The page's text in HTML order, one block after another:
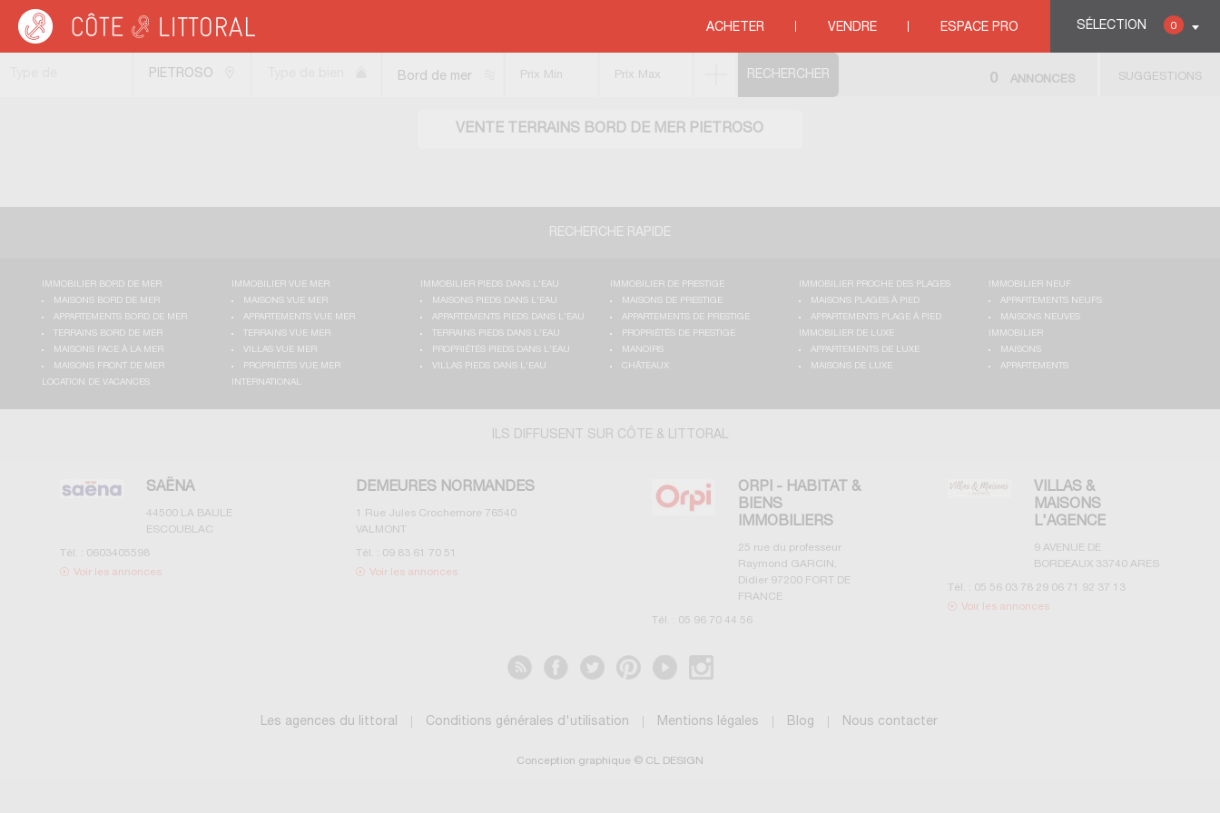
SÉLECTION 0
ACHETER VENDRE ESPACE PRO
Côte & Littoral > Immobilier bord de mer>Terrains bord de mer
VENTE TERRAINS BORD DE MER PIETROSO
PIETROSO
Bord de mer SUGGESTIONS
0 ANNONCES
RECHERCHE RAPIDE
IMMOBILIER BORD DE MER
MAISONS BORD DE MER
APPARTEMENTS BORD DE MER
TERRAINS BORD DE MER
MAISONS FACE À LA MER
MAISONS FRONT DE MER
IMMOBILIER VUE MER
MAISONS VUE MER
APPARTEMENTS VUE MER
TERRAINS VUE MER
VILLAS VUE MER
PROPRIÉTÉS VUE MER
IMMOBILIER PIEDS DANS L'EAU
MAISONS PIEDS DANS L'EAU
APPARTEMENTS PIEDS DANS L'EAU
TERRAINS PIEDS DANS L'EAU
PROPRIÉTÉS PIEDS DANS L'EAU
VILLAS PIEDS DANS L'EAU
IMMOBILIER DE PRESTIGE
MAISONS DE PRESTIGE
APPARTEMENTS DE PRESTIGE
PROPRIÉTÉS DE PRESTIGE
MANOIRS
CHÂTEAUX
IMMOBILIER PROCHE DES PLAGES
MAISONS PLAGES À PIED
APPARTEMENTS PLAGE À PIED
IMMOBILIER NEUF
APPARTEMENTS NEUFS
MAISONS NEUVES
IMMOBILIER DE LUXE
APPARTEMENTS DE LUXE
MAISONS DE LUXE
IMMOBILIER
MAISONS
APPARTEMENTS
LOCATION DE VACANCES
INTERNATIONAL
ILS DIFFUSENT SUR CÔTE & LITTORAL
SAËNA
44500 LA BAULE
ESCOUBLAC
Tél. : 0603405598
Voir les annonces
DEMEURES NORMANDES
1 Rue Jules Crochemore 76540
VALMONT
Tél. : 09 83 61 70 51
Voir les annonces
ORPI - HABITAT &
BIENS
IMMOBILIERS
25 rue du professeur
Raymond GARCIN,
Didier 97200 FORT DE
FRANCE
Tél. : 05 96 70 44 56
VILLAS &
MAISONS
L'AGENCE
9 AVENUE DE
BORDEAUX 33740 ARES
Tél. : 05 56 03 78 29 06 71 92 37 13
Voir les annonces
Les agences du littoral Conditions générales d'utilisation Mentions légales Blog Nous contacter
Conception graphique © CL DESIGN